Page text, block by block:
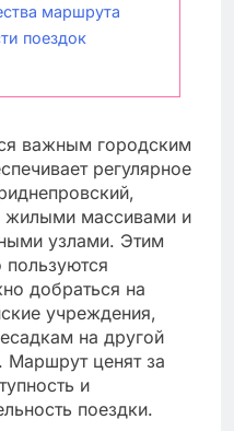
маршрута
поездок
важным городским
регулярное
массивами и
узлами. Этим
добраться на
учреждения,
на другой
Маршрут ценят за
и
поездки.